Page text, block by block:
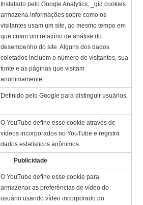
Instalado pelo Google Analytics, _gid cookies
armazena informações sobre como os
visitantes usam um site, ao mesmo tempo em
que criam um relatório de análise do
desempenho do site. Alguns dos dados
coletados incluem o número de visitantes, sua
fonte e as páginas que visitam
anonimamente.
Definido pelo Google para distinguir usuários.
O YouTube define esse cookie através de
vídeos incorporados no YouTube e registra
dados estatísticos anônimos.
Publicidade
O YouTube define esse cookie para
armazenar as preferências de vídeo do
usuário usando vídeo incorporado do